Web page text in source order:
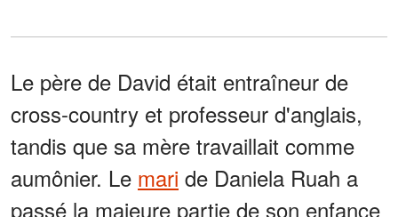
Le père de David était entraîneur de
cross-country et professeur d'anglais,
tandis que sa mère travaillait comme
aumônier. Le mari de Daniela Ruah a
passé la majeure partie de son enfance